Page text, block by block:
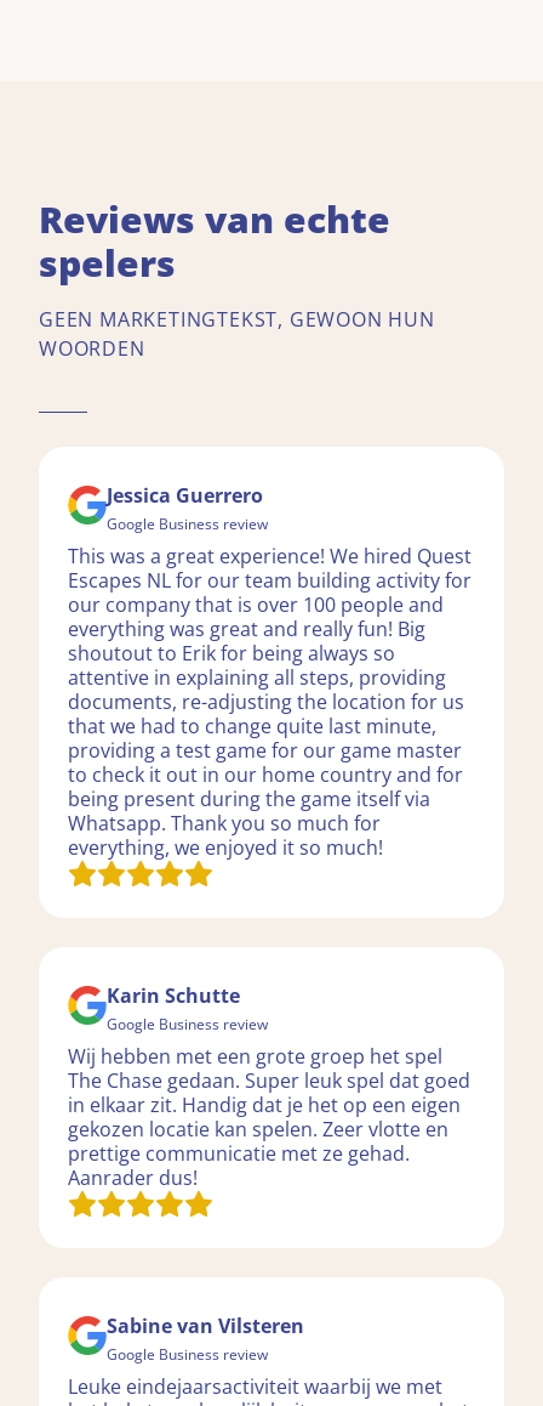
Reviews van echte
spelers
GEEN MARKETINGTEKST, GEWOON HUN
WOORDEN
Jessica Guerrero
Google Business review
This was a great experience! We hired Quest
Escapes NL for our team building activity for
our company that is over 100 people and
everything was great and really fun! Big
shoutout to Erik for being always so
attentive in explaining all steps, providing
documents, re-adjusting the location for us
that we had to change quite last minute,
providing a test game for our game master
to check it out in our home country and for
being present during the game itself via
Whatsapp. Thank you so much for
everything, we enjoyed it so much!
Karin Schutte
Google Business review
Wij hebben met een grote groep het spel
The Chase gedaan. Super leuk spel dat goed
in elkaar zit. Handig dat je het op een eigen
gekozen locatie kan spelen. Zeer vlotte en
prettige communicatie met ze gehad.
Aanrader dus!
Sabine van Vilsteren
Google Business review
Leuke eindejaarsactiviteit waarbij we met